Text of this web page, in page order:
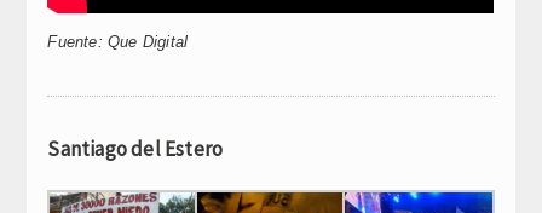
Fuente: Que Digital
Santiago del Estero